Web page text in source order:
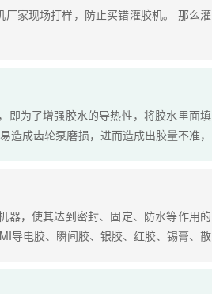
家现场打样，防止买错灌胶机。 那么灌
即为了增强胶水的导热性，将胶水里面填
成齿轮泵磨损，进而造成出胶量不准，
器，使其达到密封、固定、防水等作用的
导电胶、瞬间胶、银胶、红胶、锡膏、散